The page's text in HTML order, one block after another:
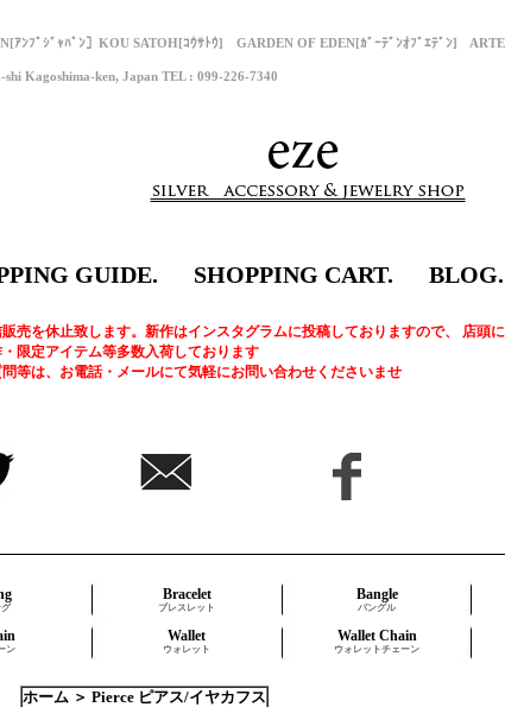
ｱﾝﾌﾟｼﾞｬﾊﾟﾝ］KOU SATOH[ｺｳｻﾄｳ] GARDEN OF EDEN[ｶﾞｰﾃﾞﾝｵﾌﾞｴﾃﾞﾝ]
Kagoshima-ken, Japan TEL : 099-226-7340
GUIDE. SHOPPING CART. BLOG.
売を休止致します。新作はインスタグラムに投稿しておりますので、 店頭
限定アイテム等多数入荷しております
等は、お電話・メールにて気軽にお問い合わせくださいませ
グ
Bracelet
ブレスレット
Bangle
バングル
ン
Wallet
ウォレット
Wallet Chain
ウォレットチェーン
ホーム ＞ Pierce ピアス/イヤカフス